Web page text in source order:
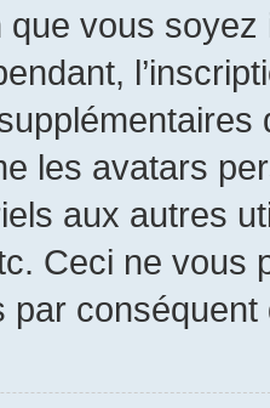
que vous
les avatars
aux autres
Ceci ne vous
par conséquent